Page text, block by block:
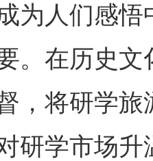
人们感悟
。在历史
，将研学
研学市场